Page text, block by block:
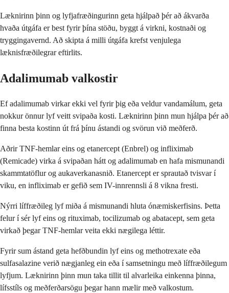
Læknirinn þinn og lyfjafræðingurinn geta hjálpað þér að ákvarða
hvaða útgáfa er best fyrir þína stöðu, byggt á virkni, kostnaði og
tryggingavernd. Að skipta á milli útgáfa krefst venjulega
læknisfræðilegrar eftirlits.
Adalimumab valkostir
Ef adalimumab virkar ekki vel fyrir þig eða veldur vandamálum, geta
nokkur önnur lyf veitt svipaða kosti. Læknirinn þinn mun hjálpa þér að
finna besta kostinn út frá þínu ástandi og svörun við meðferð.
Aðrir TNF-hemlar eins og etanercept (Enbrel) og infliximab
(Remicade) virka á svipaðan hátt og adalimumab en hafa mismunandi
skammtatöflur og aukaverkanasnið. Etanercept er sprautað tvisvar í
viku, en infliximab er gefið sem IV-innrennsli á 8 vikna fresti.
Nýrri líffræðileg lyf miða á mismunandi hluta ónæmiskerfisins. Þetta
felur í sér lyf eins og rituximab, tocilizumab og abatacept, sem geta
virkað þegar TNF-hemlar veita ekki nægilega léttir.
Fyrir sum ástand geta hefðbundin lyf eins og methotrexate eða
sulfasalazine verið nægjanleg ein eða í samsetningu með líffræðilegum
lyfjum. Læknirinn þinn mun taka tillit til alvarleika einkenna þinna,
lífsstíls og meðferðarsögu þegar hann mælir með valkostum.